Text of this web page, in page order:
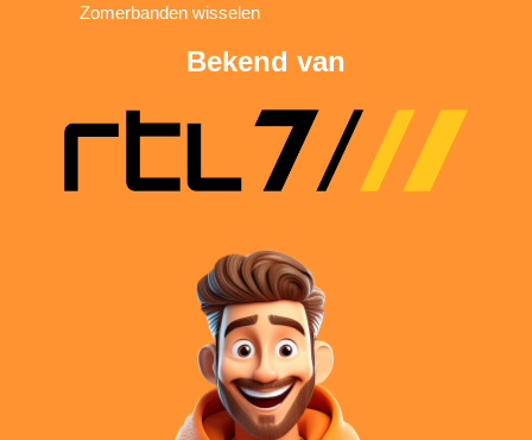
Zomerbanden wisselen
Bekend van